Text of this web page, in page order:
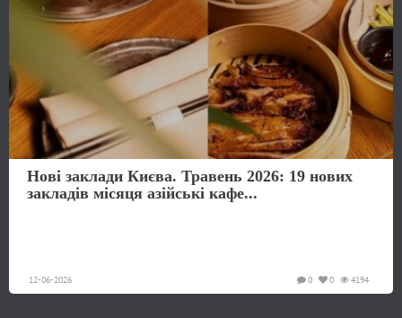
Нові заклади Києва. Травень 2026: 19 нових
закладів місяця азійські кафе...
12-06-2026 4194
0
0